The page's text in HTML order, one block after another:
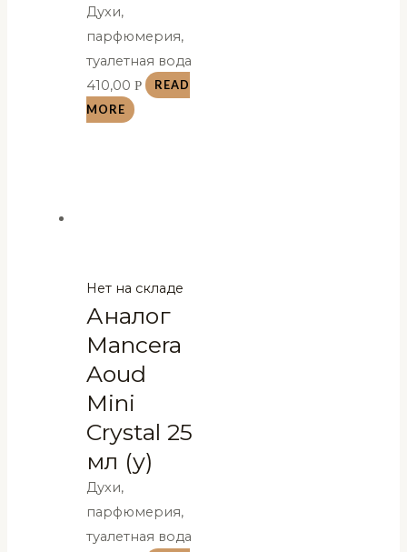
Духи,
парфюмерия,
туалетная вода
410,00Р
READ
MORE
Нет на складе
Аналог
Mancera
Aoud
Mini
Crystal 25
мл (у)
Духи,
парфюмерия,
туалетная вода